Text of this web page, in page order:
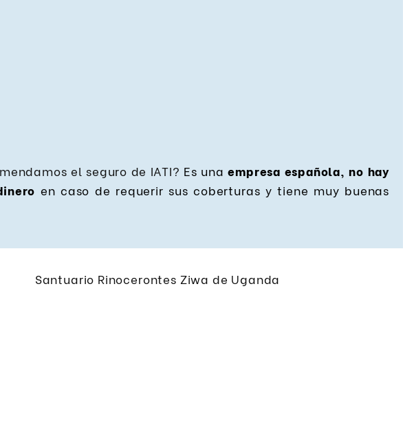
el seguro de IATI? Es unaempresa española, no hay
en caso de requerir sus coberturas y tiene muy buenas